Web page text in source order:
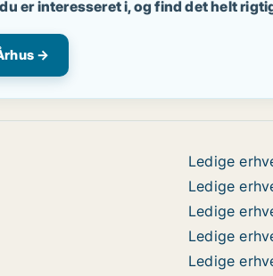
er interesseret i, og find det helt
→
Ledige
Ledige
Ledige
Ledige
Ledige